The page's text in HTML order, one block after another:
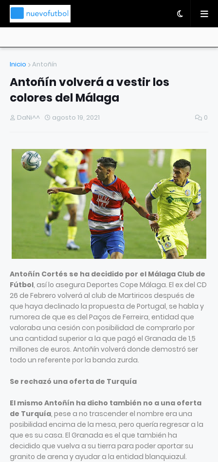
Inicio Antoñín
Antoñín volverá a vestir los
colores del Málaga
DaNi^^ agosto 19, 2021 0
Antoñín Cortés se ha decidido por el Málaga Club de
Fútbol, así lo asegura Deportes Cope Málaga. El ex del CD
26 de Febrero volverá al club de Martiricos después de
que haya declinado la propuesta de Portugal, se habla y
rumorea de que es del Paços de Ferreira, entidad que
valoraba una cesión con posibilidad de comprarlo por
una cantidad superior a la que pagó el Granada de 1,5
millones de euros. Antoñín volverá donde demostró ser
todo un referente por la banda zurda.
Se rechazó una oferta de Turquía
El mismo Antoñín ha dicho también no a una oferta
de Turquía, pese a no trascender el nombre era una
posibilidad encima de la mesa, pero quería regresar a la
que es su casa. El Granada es el que también ha
decidido que vuelva a su tierra para poder aportar su
granito de arena y ayudar a la entidad blanquiazul.